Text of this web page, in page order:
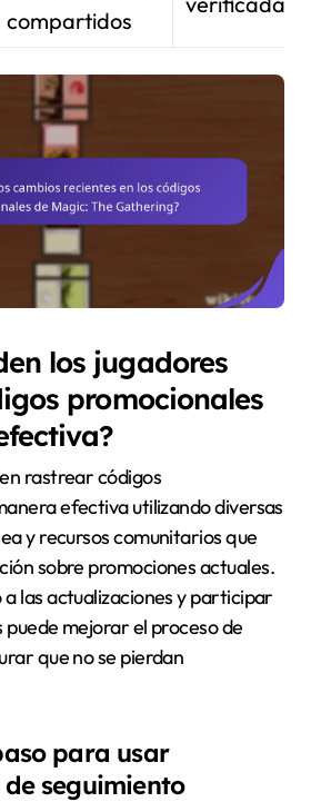
compartidos
los jugadores
promocionales
rastrear códigos
efectiva utilizando diversas
y recursos comunitarios que
sobre promociones actuales.
las actualizaciones y participar
mejorar el proceso de
que no se pierdan
para usar
seguimiento